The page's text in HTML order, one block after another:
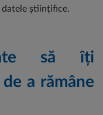
datele științifice.
să îți
a rămâne